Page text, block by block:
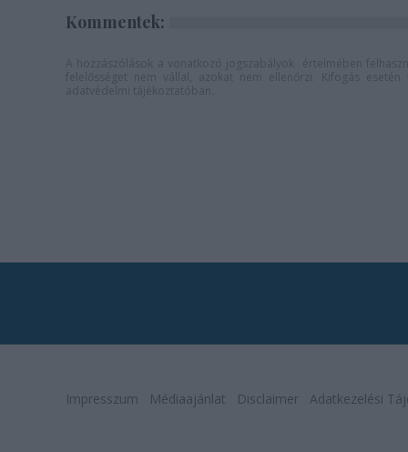
Kommentek:
Impresszum Médiaajánlat Disclaimer Adatkezelési